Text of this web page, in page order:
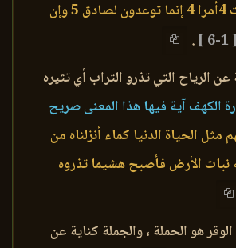
يسرا 3 فالمقسمات 4أمرا 4 إنما توعدون لصادق 5 وإن
[ 1-6 ]
.
عن الرياح التي تذرو التراب أي تثيره
الكهف آية فيها هذا المعنى صريح
الحياة الدنيا كماء أنزلناه من
نبات الأرض فأصبح هشيما تذروه
الوقر هو الحملة ، والجملة كناية عن